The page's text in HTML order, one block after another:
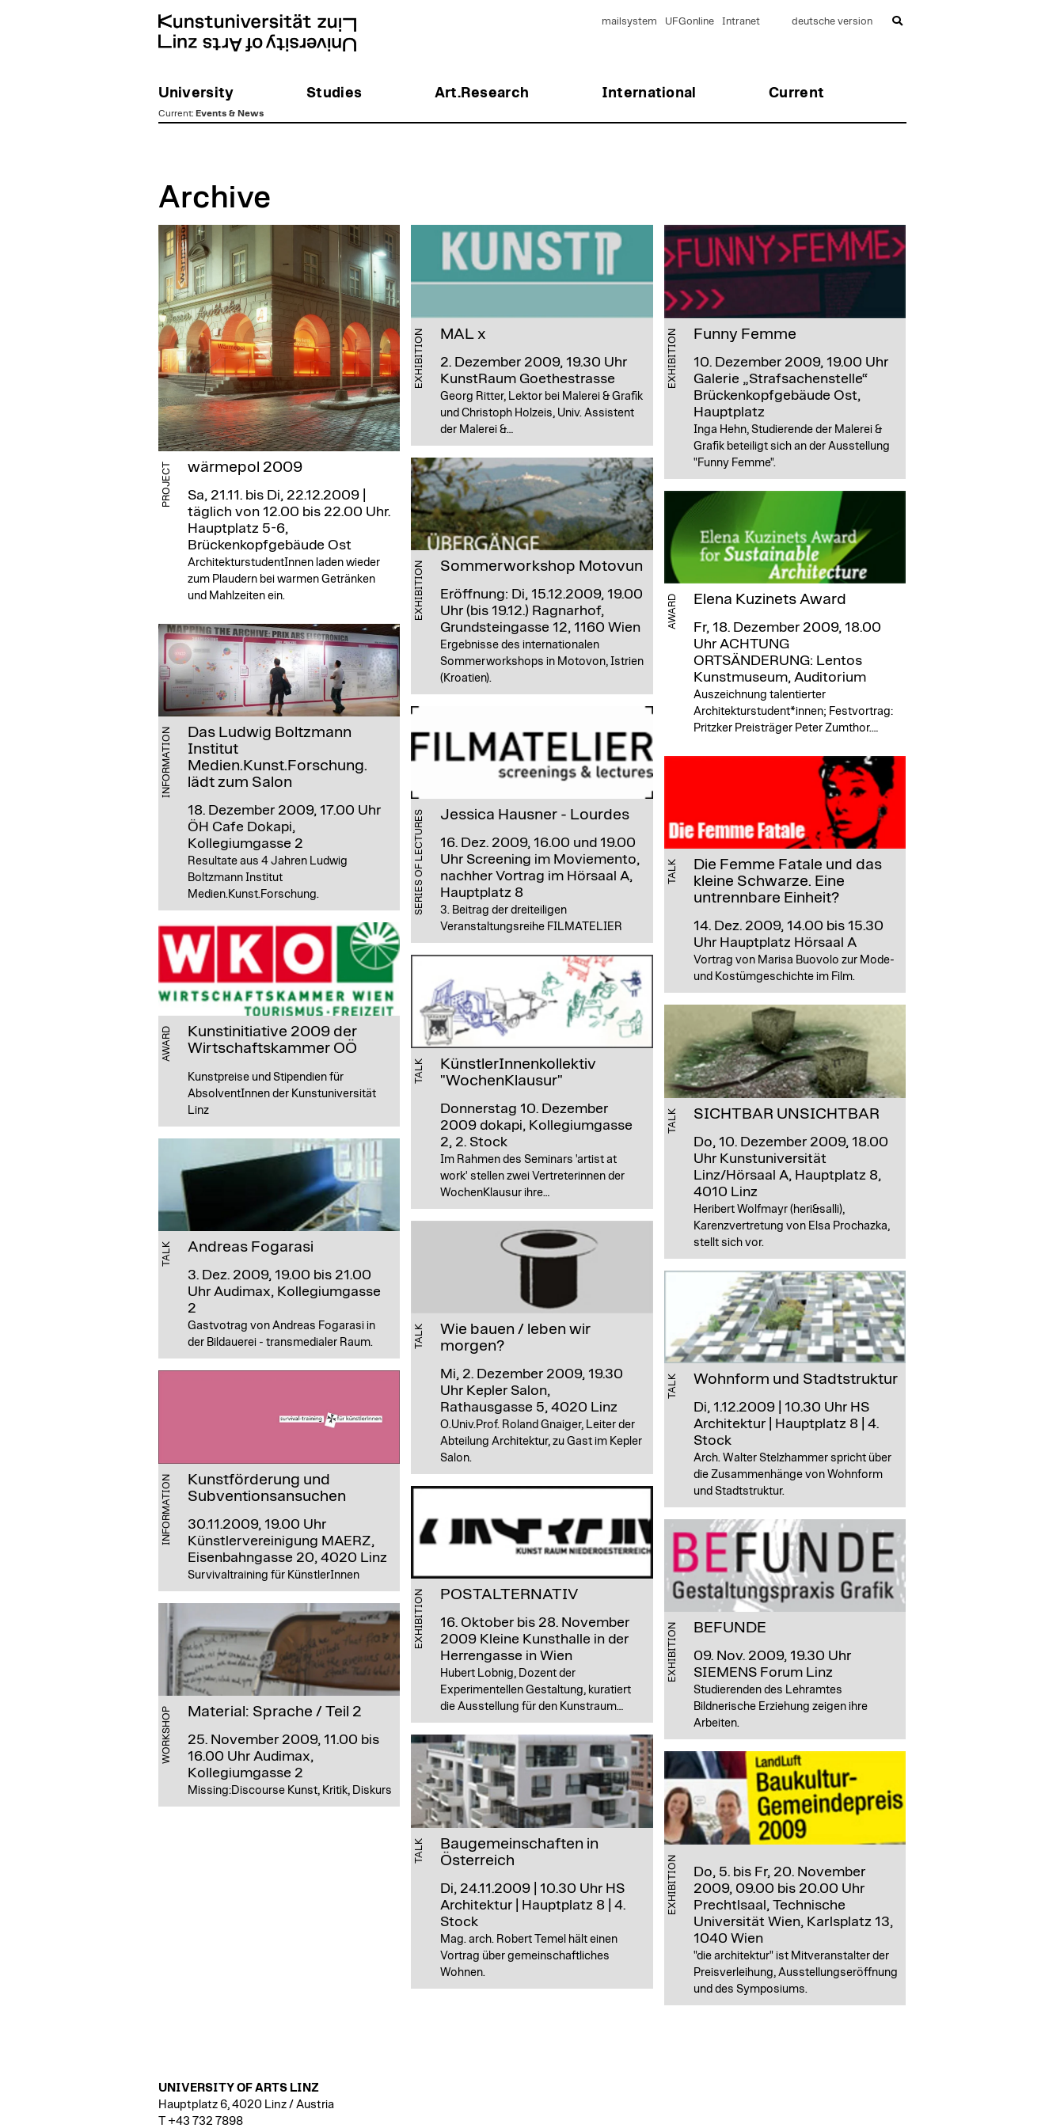
University Studies Art.Research International Current
mailsystem UFGonline Intranet deutsche version
Current: Events & News
Archive
PROJECT wärmepol 2009
Sa, 21.11. bis Di, 22.12.2009 |
täglich von 12.00 bis 22.00 Uhr.
Hauptplatz 5-6,
Brückenkopfgebäude Ost
ArchitekturstudentInnen laden wieder
zum Plaudern bei warmen Getränken
und Mahlzeiten ein.
EXHIBITION MAL x
2. Dezember 2009, 19.30 Uhr
KunstRaum Goethestrasse
Georg Ritter, Lektor bei Malerei & Grafik
und Christoph Holzeis, Univ. Assistent
der Malerei &…
EXHIBITION Funny Femme
10. Dezember 2009, 19.00 Uhr
Galerie „Strafsachenstelle“
Brückenkopfgebäude Ost,
Hauptplatz
Inga Hehn, Studierende der Malerei &
Grafik beteiligt sich an der Ausstellung
"Funny Femme".
EXHIBITION Sommerworkshop Motovun
Eröffnung: Di, 15.12.2009, 19.00
Uhr (bis 19.12.) Ragnarhof,
Grundsteingasse 12, 1160 Wien
Ergebnisse des internationalen
Sommerworkshops in Motovon, Istrien
(Kroatien).
AWARD Elena Kuzinets Award
Fr, 18. Dezember 2009, 18.00
UhrACHTUNG
ORTSÄNDERUNG: Lentos
Kunstmuseum, Auditorium
Auszeichnung talentierter
Architekturstudent*innen; Festvortrag:
Pritzker Preisträger Peter Zumthor.…
INFORMATION
Das Ludwig Boltzmann
Institut
Medien.Kunst.Forschung.
lädt zum Salon
18. Dezember 2009, 17.00 Uhr
ÖH Cafe Dokapi,
Kollegiumgasse 2
Resultate aus 4 Jahren Ludwig
Boltzmann Institut
Medien.Kunst.Forschung.
SERIES OF LECTURES Jessica Hausner - Lourdes
16. Dez. 2009, 16.00 und 19.00
Uhr Screening im Moviemento,
nachher Vortrag im Hörsaal A,
Hauptplatz 8
3. Beitrag der dreiteiligen
Veranstaltungsreihe FILMATELIER
TALK
Die Femme Fatale und das
kleine Schwarze. Eine
untrennbare Einheit?
14. Dez. 2009, 14.00 bis 15.30
Uhr Hauptplatz Hörsaal A
Vortrag von Marisa Buovolo zur Mode-
und Kostümgeschichte im Film.
AWARD
Kunstinitiative 2009 der
Wirtschaftskammer OÖ
Kunstpreise und Stipendien für
AbsolventInnen der Kunstuniversität
Linz
TALK
KünstlerInnenkollektiv
"WochenKlausur"
Donnerstag 10. Dezember
2009 dokapi, Kollegiumgasse
2, 2. Stock
Im Rahmen des Seminars 'artist at
work' stellen zwei Vertreterinnen der
WochenKlausur ihre…
TALK SICHTBAR UNSICHTBAR
Do, 10. Dezember 2009, 18.00
UhrKunstuniversität
Linz/Hörsaal A, Hauptplatz 8,
4010 Linz
Heribert Wolfmayr (heri&salli),
Karenzvertretung von Elsa Prochazka,
stellt sich vor.
TALK Andreas Fogarasi
3. Dez. 2009, 19.00 bis 21.00
UhrAudimax, Kollegiumgasse
2
Gastvotrag von Andreas Fogarasi in
der Bildauerei - transmedialer Raum.
TALK
Wie bauen / leben wir
morgen?
Mi, 2. Dezember 2009, 19.30
Uhr Kepler Salon,
Rathausgasse 5, 4020 Linz
O.Univ.Prof. Roland Gnaiger, Leiter der
Abteilung Architektur, zu Gast im Kepler
Salon.
TALK Wohnform und Stadtstruktur
Di, 1.12.2009 | 10.30 UhrHS
Architektur | Hauptplatz 8 | 4.
Stock
Arch. Walter Stelzhammer spricht über
die Zusammenhänge von Wohnform
und Stadtstruktur.
INFORMATION
Kunstförderung und
Subventionsansuchen
30.11.2009, 19.00 Uhr
Künstlervereinigung MAERZ,
Eisenbahngasse 20, 4020 Linz
Survivaltraining für KünstlerInnen
EXHIBITION POSTALTERNATIV
16. Oktober bis 28. November
2009 Kleine Kunsthalle in der
Herrengasse in Wien
Hubert Lobnig, Dozent der
Experimentellen Gestaltung, kuratiert
die Ausstellung für den Kunstraum…
EXHIBITION BEFUNDE
09. Nov. 2009, 19.30 Uhr
SIEMENS Forum Linz
Studierenden des Lehramtes
Bildnerische Erziehung zeigen ihre
Arbeiten.
WORKSHOP Material: Sprache / Teil 2
25. November 2009, 11.00 bis
16.00 UhrAudimax,
Kollegiumgasse 2
Missing:Discourse Kunst, Kritik, Diskurs
TALK
Baugemeinschaften in
Österreich
Di, 24.11.2009 | 10.30 Uhr HS
Architektur | Hauptplatz 8 | 4.
Stock
Mag. arch. Robert Temel hält einen
Vortrag über gemeinschaftliches
Wohnen.
EXHIBITION
Do, 5. bis Fr, 20. November
2009, 09.00 bis 20.00 Uhr
Prechtlsaal, Technische
Universität Wien, Karlsplatz 13,
1040 Wien
"die architektur" ist Mitveranstalter der
Preisverleihung, Ausstellungseröffnung
und des Symposiums.
UNIVERSITY OF ARTS LINZ
Hauptplatz 6, 4020 Linz / Austria
T +43 732 7898